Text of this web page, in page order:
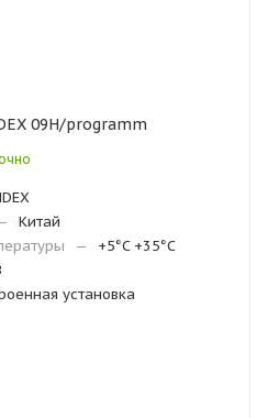
09H/programm
Китай
—
+5°C +35°C
установка